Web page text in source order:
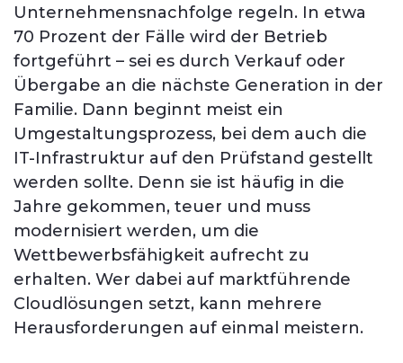
Unternehmensnachfolge regeln. In etwa
70 Prozent der Fälle wird der Betrieb
fortgeführt – sei es durch Verkauf oder
Übergabe an die nächste Generation in der
Familie. Dann beginnt meist ein
Umgestaltungsprozess, bei dem auch die
IT-Infrastruktur auf den Prüfstand gestellt
werden sollte. Denn sie ist häufig in die
Jahre gekommen, teuer und muss
modernisiert werden, um die
Wettbewerbsfähigkeit aufrecht zu
erhalten. Wer dabei auf marktführende
Cloudlösungen setzt, kann mehrere
Herausforderungen auf einmal meistern.